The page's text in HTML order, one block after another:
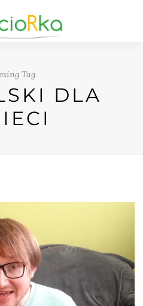
Tag
DLA